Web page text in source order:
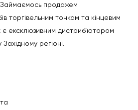
Займаємось продажем
торгівельним точкам та кінцевим
ексклюзивним дистриб’ютором
регіоні.